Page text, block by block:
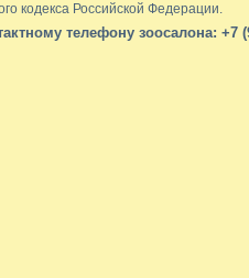
кодекса Российской Федерации.
телефону зоосалона: +7